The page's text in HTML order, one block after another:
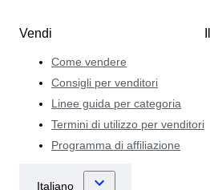
Vendi
Come vendere
Consigli per venditori
Linee guida per categoria
Termini di utilizzo per venditori
Programma di affiliazione